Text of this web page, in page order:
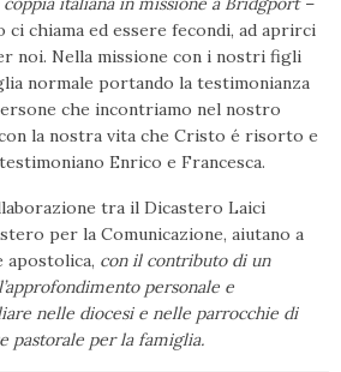
ci chiama ed essere fecondi, ad aprirci
noi. Nella missione con i nostri figli
normale portando la testimonianza
che incontriamo nel nostro
la nostra vita che Cristo é risorto e
Enrico e Francesca.
tra il Dicastero Laici
per la Comunicazione, aiutano a
apostolica, con il contributo di un
personale e
nelle diocesi e nelle parrocchie di
pastorale per la famiglia.